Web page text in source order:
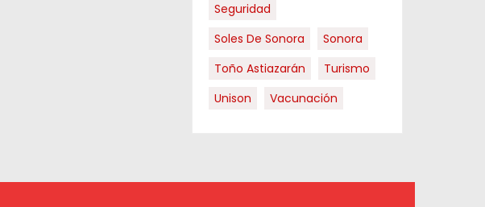
Seguridad
Soles De Sonora
Sonora
Toño Astiazarán
Turismo
Unison
Vacunación